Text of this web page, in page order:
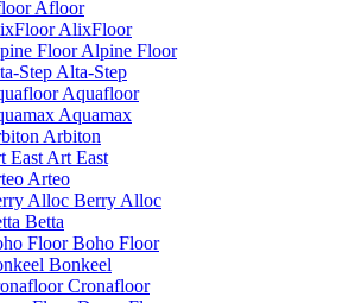
Afloor
AlixFloor
Alpine Floor
Alta-Step
Aquafloor
Aquamax
Arbiton
Art East
Arteo
Berry Alloc
Betta
Boho Floor
Bonkeel
Cronafloor